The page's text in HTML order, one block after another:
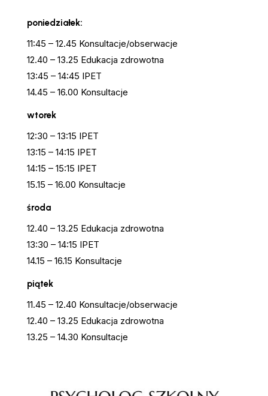
poniedziałek:
11:45 – 12.45 Konsultacje/obserwacje
12.40 – 13.25 Edukacja zdrowotna
13:45 – 14:45 IPET
14.45 – 16.00 Konsultacje
wtorek
12:30 – 13:15 IPET
13:15 – 14:15 IPET
14:15 – 15:15 IPET
15.15 – 16.00 Konsultacje
środa
12.40 – 13.25 Edukacja zdrowotna
13:30 – 14:15 IPET
14.15 – 16.15 Konsultacje
piątek
11.45 – 12.40 Konsultacje/obserwacje
12.40 – 13.25 Edukacja zdrowotna
13.25 – 14.30 Konsultacje